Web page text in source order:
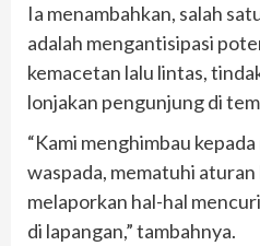
Ia menambahkan, salah
adalah mengantisipasi
kemacetan lalu lintas,
lonjakan pengunjung di
“Kami menghimbau
waspada, mematuhi
melaporkan hal-hal
di lapangan,” tambahnya.